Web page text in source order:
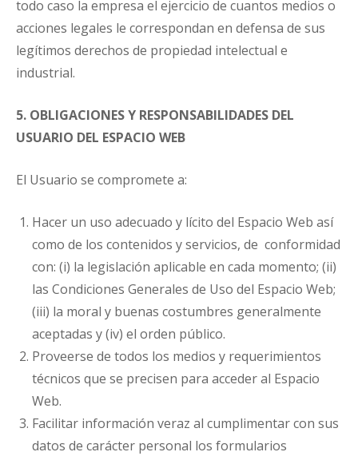
todo caso la empresa el ejercicio de cuantos medios o
acciones legales le correspondan en defensa de sus
legítimos derechos de propiedad intelectual e
industrial.
5. OBLIGACIONES Y RESPONSABILIDADES DEL
USUARIO DEL ESPACIO WEB
El Usuario se compromete a:
Hacer un uso adecuado y lícito del Espacio Web así
como de los contenidos y servicios, de conformidad
con: (i) la legislación aplicable en cada momento; (ii)
las Condiciones Generales de Uso del Espacio Web;
(iii) la moral y buenas costumbres generalmente
aceptadas y (iv) el orden público.
Proveerse de todos los medios y requerimientos
técnicos que se precisen para acceder al Espacio
Web.
Facilitar información veraz al cumplimentar con sus
datos de carácter personal los formularios